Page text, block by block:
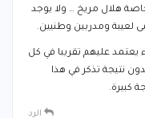
هلال مريخ … ولا يوجد
لعيبة ومدربين وطنيين.
يعتمد عليهم تقريبا في كل
نتيجة تذكر في هذا
كبيرة.
الرد